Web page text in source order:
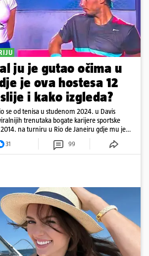
ju je gutao očima u
je ova hostesa 12
i kako izgleda?
se od tenisa u studenom 2024. u Davis
trenutaka bogate karijere sportske
na turniru u Rio de Janeiru gdje mu je
iza klupe
31 99